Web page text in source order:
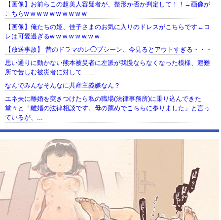
【画像】お前らこの超美人容疑者が、整形か否か判定して！！→画像が
こちらw w w w w w w w w w
【画像】俺たちの姫、佳子さまのお気に入りのドレスがこちらです←コ
レは可愛過ぎるw w w w w w w w
【放送事故】 昔のドラマのレ◯プシーン、今見るとアウトすぎる・・・
思い通りに動かない熊本被災者に左派が我慢ならなくなった模様、避難
所で苦しむ被災者に対して……
なんでみんなそんなに共産主義嫌なん？
エネ夫に離婚を突きつけたら私の職場(法律事務所)に乗り込んできた
堂々と「離婚の法律相談です。母の薦めでこちらに参りました」と言っ
ているが、...
【動画】USJの禁止エリアに子どもたちが続々乱入 → スタッフが注意し
ても止まらない事態に
Powered by livedoor 相互RSS